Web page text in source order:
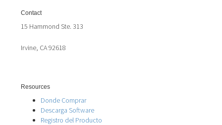
Contact
15 Hammond Ste. 313
Irvine, CA 92618
Resources
Donde Comprar
Descarga Software
Registro del Producto